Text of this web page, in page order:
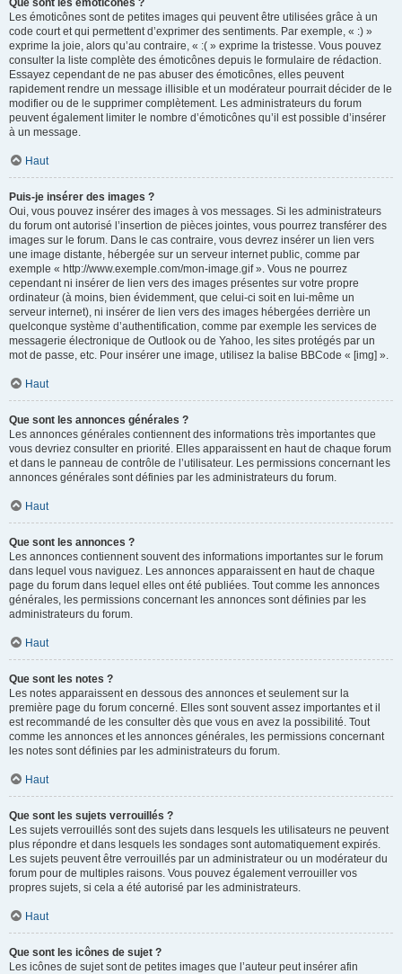
Que sont les émoticônes ?
Les émoticônes sont de petites images qui peuvent être utilisées grâce à un
code court et qui permettent d’exprimer des sentiments. Par exemple, « :) »
exprime la joie, alors qu’au contraire, « :( » exprime la tristesse. Vous pouvez
consulter la liste complète des émoticônes depuis le formulaire de rédaction.
Essayez cependant de ne pas abuser des émoticônes, elles peuvent
rapidement rendre un message illisible et un modérateur pourrait décider de le
modifier ou de le supprimer complètement. Les administrateurs du forum
peuvent également limiter le nombre d’émoticônes qu’il est possible d’insérer
à un message.
Haut
Puis-je insérer des images ?
Oui, vous pouvez insérer des images à vos messages. Si les administrateurs
du forum ont autorisé l’insertion de pièces jointes, vous pourrez transférer des
images sur le forum. Dans le cas contraire, vous devrez insérer un lien vers
une image distante, hébergée sur un serveur internet public, comme par
exemple « http://www.exemple.com/mon-image.gif ». Vous ne pourrez
cependant ni insérer de lien vers des images présentes sur votre propre
ordinateur (à moins, bien évidemment, que celui-ci soit en lui-même un
serveur internet), ni insérer de lien vers des images hébergées derrière un
quelconque système d’authentification, comme par exemple les services de
messagerie électronique de Outlook ou de Yahoo, les sites protégés par un
mot de passe, etc. Pour insérer une image, utilisez la balise BBCode « [img] ».
Haut
Que sont les annonces générales ?
Les annonces générales contiennent des informations très importantes que
vous devriez consulter en priorité. Elles apparaissent en haut de chaque forum
et dans le panneau de contrôle de l’utilisateur. Les permissions concernant les
annonces générales sont définies par les administrateurs du forum.
Haut
Que sont les annonces ?
Les annonces contiennent souvent des informations importantes sur le forum
dans lequel vous naviguez. Les annonces apparaissent en haut de chaque
page du forum dans lequel elles ont été publiées. Tout comme les annonces
générales, les permissions concernant les annonces sont définies par les
administrateurs du forum.
Haut
Que sont les notes ?
Les notes apparaissent en dessous des annonces et seulement sur la
première page du forum concerné. Elles sont souvent assez importantes et il
est recommandé de les consulter dès que vous en avez la possibilité. Tout
comme les annonces et les annonces générales, les permissions concernant
les notes sont définies par les administrateurs du forum.
Haut
Que sont les sujets verrouillés ?
Les sujets verrouillés sont des sujets dans lesquels les utilisateurs ne peuvent
plus répondre et dans lesquels les sondages sont automatiquement expirés.
Les sujets peuvent être verrouillés par un administrateur ou un modérateur du
forum pour de multiples raisons. Vous pouvez également verrouiller vos
propres sujets, si cela a été autorisé par les administrateurs.
Haut
Que sont les icônes de sujet ?
Les icônes de sujet sont de petites images que l’auteur peut insérer afin